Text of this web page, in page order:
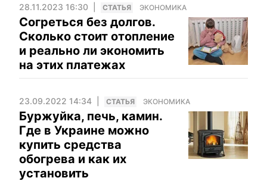
28.11.2023 16:30 CТАТЬЯ ЭКОНОМИКА
Согреться без долгов.
Сколько стоит отопление
и реально ли экономить
на этих платежах
23.09.2022 14:34 CТАТЬЯ ЭКОНОМИКА
Буржуйка, печь, камин.
Где в Украине можно
купить средства
обогрева и как их
установить